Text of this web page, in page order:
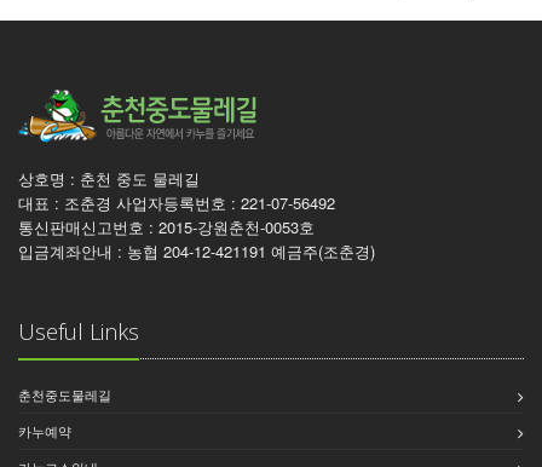
상호명 : 춘천 중도 물레길
대표 : 조춘경 사업자등록번호 : 221-07-56492
통신판매신고번호 : 2015-강원춘천-0053호
입금계좌안내 : 농협 204-12-421191 예금주(조춘경)
Useful Links
춘천중도물레길
카누예약